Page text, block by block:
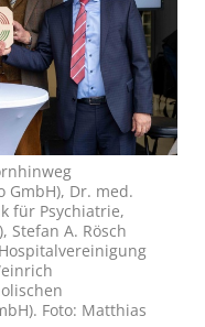
GmbH), Dr. med.
für Psychiatrie,
Stefan A. Rösch
Foto: Matthias